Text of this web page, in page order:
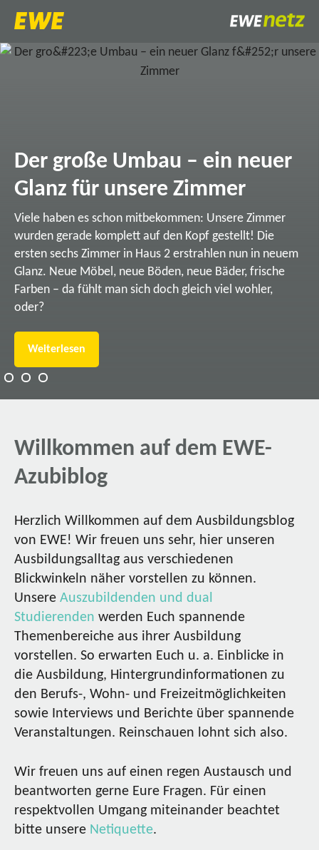
Der große Umbau – ein neuer
Glanz für unsere Zimmer
Viele haben es schon mitbekommen: Unsere Zimmer
wurden gerade komplett auf den Kopf gestellt! Die
ersten sechs Zimmer in Haus 2 erstrahlen nun in neuem
Glanz. Neue Möbel, neue Böden, neue Bäder, frische
Farben – da fühlt man sich doch gleich viel wohler,
oder?
Weiterlesen
Willkommen auf dem EWE-
Azubiblog
Herzlich Willkommen auf dem Ausbildungsblog
von EWE! Wir freuen uns sehr, hier unseren
Ausbildungsalltag aus verschiedenen
Blickwinkeln näher vorstellen zu können.
Unsere Auszubildenden und dual
Studierenden werden Euch spannende
Themenbereiche aus ihrer Ausbildung
vorstellen. So erwarten Euch u. a. Einblicke in
die Ausbildung, Hintergrundinformationen zu
den Berufs-, Wohn- und Freizeitmöglichkeiten
sowie Interviews und Berichte über spannende
Veranstaltungen. Reinschauen lohnt sich also.
Wir freuen uns auf einen regen Austausch und
beantworten gerne Eure Fragen. Für einen
respektvollen Umgang miteinander beachtet
bitte unsere Netiquette.